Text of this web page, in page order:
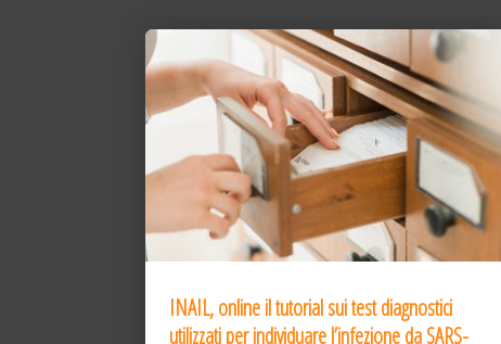
INAIL, online il tutorial sui test diagnostici
utilizzati per individuare l’infezione da SARS-